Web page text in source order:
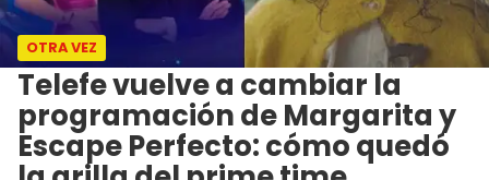
OTRA VEZ
Telefe vuelve a cambiar la
programación de Margarita y
Escape Perfecto: cómo quedó